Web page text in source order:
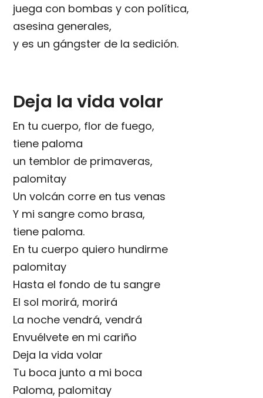
juega con bombas y con política,
asesina generales,
y es un gángster de la sedición.
Deja la vida volar
En tu cuerpo, flor de fuego,
tiene paloma
un temblor de primaveras,
palomitay
Un volcán corre en tus venas
Y mi sangre como brasa,
tiene paloma.
En tu cuerpo quiero hundirme
palomitay
Hasta el fondo de tu sangre
El sol morirá, morirá
La noche vendrá, vendrá
Envuélvete en mi cariño
Deja la vida volar
Tu boca junto a mi boca
Paloma, palomitay